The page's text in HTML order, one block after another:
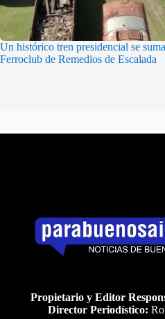
Un histórico tren presidencial se
Ferroclub de Remedios de Escalada
Propietario y Editor
Director Periodístico: